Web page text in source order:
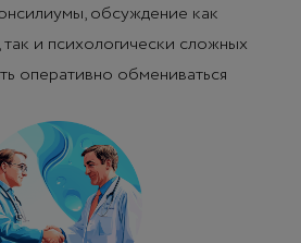
обсуждение как
и психологически сложных
оперативно обмениваться